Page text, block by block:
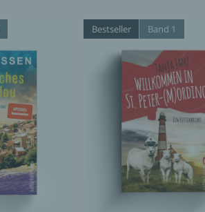
Bestseller Band 1